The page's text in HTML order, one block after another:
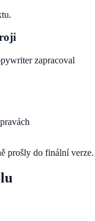
zapracoval
prošly do finální verze.